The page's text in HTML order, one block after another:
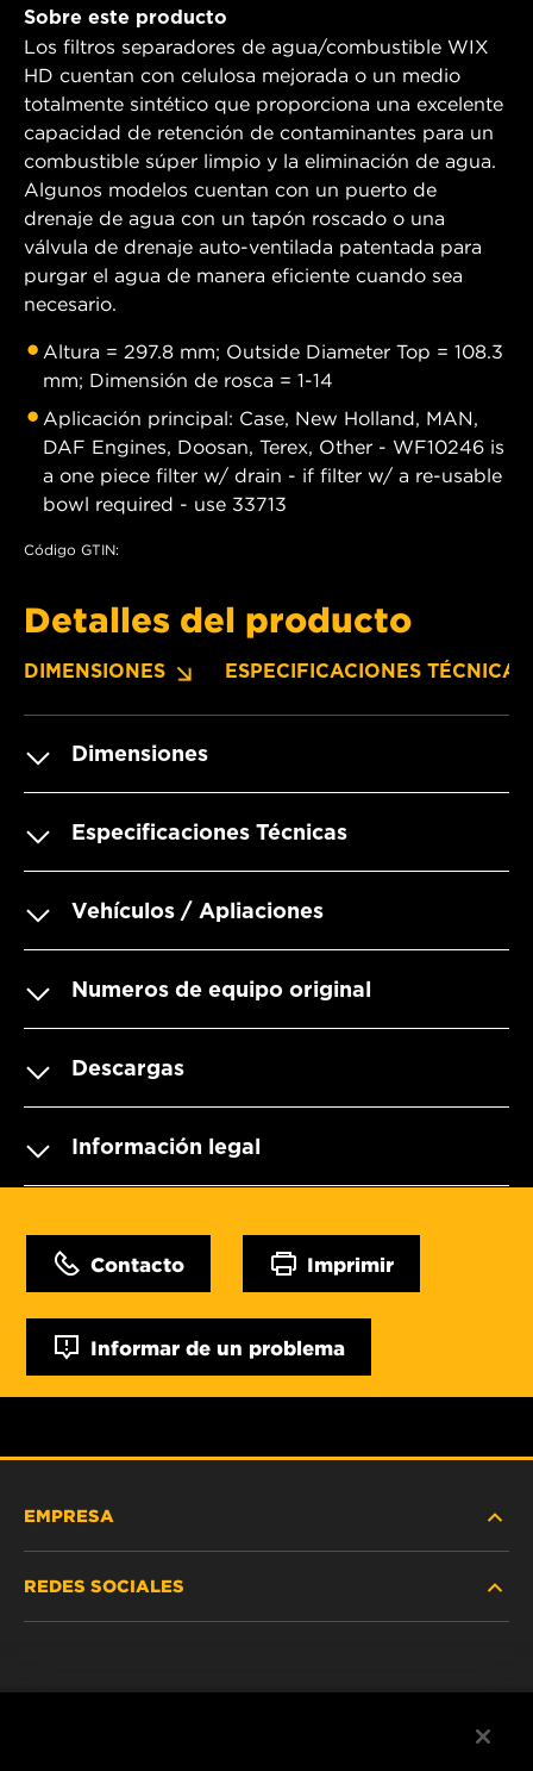
Sobre este producto
Los filtros separadores de agua/combustible WIX
HD cuentan con celulosa mejorada o un medio
totalmente sintético que proporciona una excelente
capacidad de retención de contaminantes para un
combustible súper limpio y la eliminación de agua.
Algunos modelos cuentan con un puerto de
drenaje de agua con un tapón roscado o una
válvula de drenaje auto-ventilada patentada para
purgar el agua de manera eficiente cuando sea
necesario.
Altura = 297.8 mm; Outside Diameter Top = 108.3
mm; Dimensión de rosca = 1-14
Aplicación principal: Case, New Holland, MAN,
DAF Engines, Doosan, Terex, Other - WF10246 is
a one piece filter w/ drain - if filter w/ a re-usable
bowl required - use 33713
Código GTIN:
Detalles del producto
DIMENSIONES ESPECIFICACIONES TÉCNICAS
Dimensiones
Especificaciones Técnicas
Vehículos / Apliaciones
Numeros de equipo original
Descargas
Información legal
Contacto Imprimir
Informar de un problema
EMPRESA
REDES SOCIALES